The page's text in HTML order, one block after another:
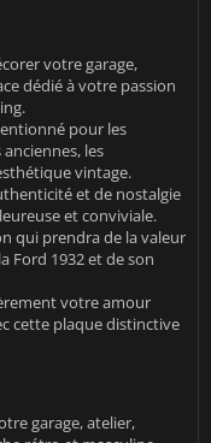
votre garage,
dédié à votre passion
pour les
les
vintage.
et de nostalgie
et conviviale.
qui prendra de la valeur
Ford 1932 et de son
votre amour
cette plaque distinctive
garage, atelier,